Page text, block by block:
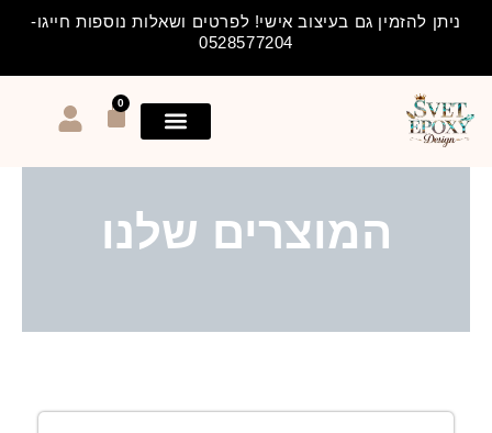
ניתן להזמין גם בעיצוב אישי! לפרטים ושאלות נוספות חייגו-
0528577204
0
עגלת
קניות
המוצרים שלנו